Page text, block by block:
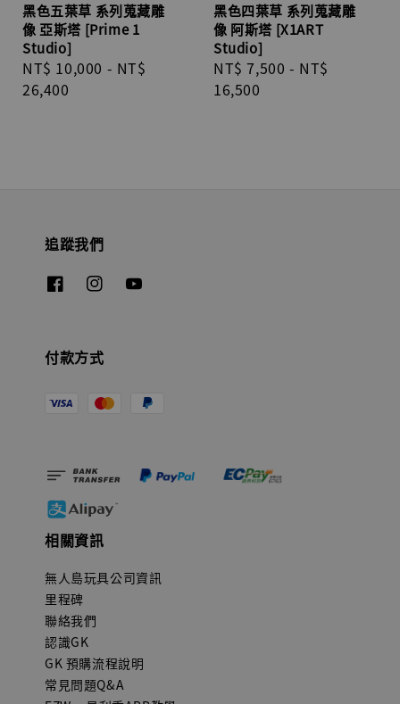
黑色五葉草 系列蒐藏雕
像 亞斯塔 [Prime 1
Studio]
Regular
price
NT$ 10,000 - NT$
26,400
黑色四葉草 系列蒐藏雕
像 阿斯塔 [X1ART
Studio]
Regular
price
NT$ 7,500 - NT$
16,500
追蹤我們
付款方式
相關資訊
無人島玩具公司資訊
里程碑
聯絡我們
認識GK
GK 預購流程說明
常見問題Q&A